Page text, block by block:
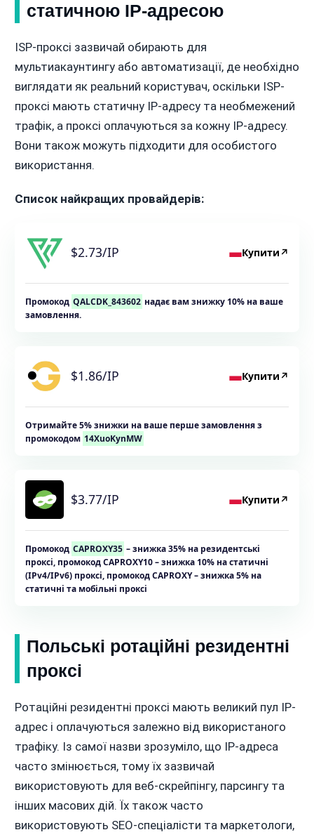
статичною IP-адресою
ISP-проксі зазвичай обирають для
мультиакаунтингу або автоматизації, де необхідно
виглядати як реальний користувач, оскільки ISP-
проксі мають статичну IP-адресу та необмежений
трафік, а проксі оплачуються за кожну IP-адресу.
Вони також можуть підходити для особистого
використання.
Список найкращих провайдерів:
$2.73/IP Купити ↗
Промокод QALCDK_843602 надає вам знижку 10% на ваше
замовлення.
$1.86/IP Купити ↗
Отримайте 5% знижки на ваше перше замовлення з
промокодом 14XuoKynMW
$3.77/IP Купити ↗
Промокод CAPROXY35 – знижка 35% на резидентські
проксі, промокод CAPROXY10 – знижка 10% на статичні
(IPv4/IPv6) проксі, промокод CAPROXY – знижка 5% на
статичні та мобільні проксі
Польські ротаційні резидентні
проксі
Ротаційні резидентні проксі мають великий пул IP-
адрес і оплачуються залежно від використаного
трафіку. Із самої назви зрозуміло, що IP-адреса
часто змінюється, тому їх зазвичай
використовують для веб-скрейпінгу, парсингу та
інших масових дій. Їх також часто
використовують SEO-спеціалісти та маркетологи,